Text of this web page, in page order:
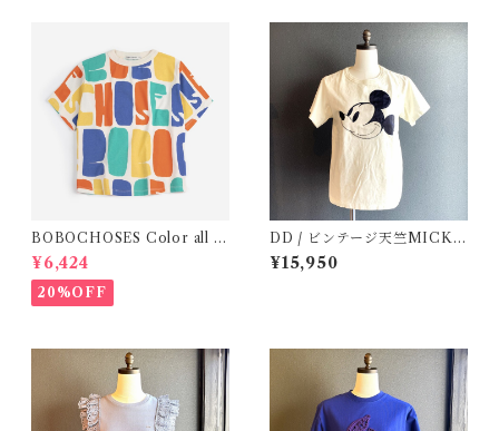
BOBOCHOSES Color all o
ver T-shirt / 2-6y
¥6,424
20%OFF
DD / ビンテージ天竺MICKE
YTee (1・2 )
¥15,950